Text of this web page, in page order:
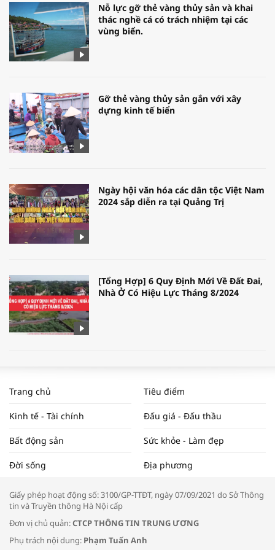
Nỗ lực gỡ thẻ vàng thủy sản và khai
thác nghề cá có trách nhiệm tại các
vùng biển.
Gỡ thẻ vàng thủy sản gắn với xây
dựng kinh tế biển
Ngày hội văn hóa các dân tộc Việt Nam
2024 sắp diễn ra tại Quảng Trị
[Tổng Hợp] 6 Quy Định Mới Về Đất Đai,
Nhà Ở Có Hiệu Lực Tháng 8/2024
NAM NĂM 2024 VÀ NĂM 2025 | NHỊP
ĐẬP THỊ TRƯỜNG #62
Tọa đàm “Xúc tiến thương mại: Khơi
Trang chủ Tiêu điểm
Kinh tế - Tài chính Đấu giá - Đấu thầu
Bất động sản Sức khỏe - Làm đẹp
Đời sống Địa phương
Giấy phép hoạt động số: 3100/GP-TTĐT, ngày 07/09/2021 do Sở Thông
tin và Truyền thông Hà Nội cấp
Đơn vị chủ quản:CTCP THÔNG TIN TRUNG ƯƠNG
Phụ trách nội dung: Phạm Tuấn Anh